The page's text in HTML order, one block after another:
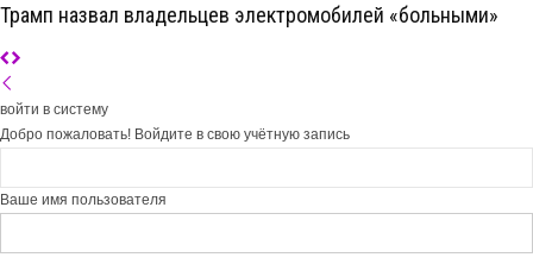
Трамп назвал владельцев электромобилей «больными»
войти в систему
Добро пожаловать! Войдите в свою учётную запись
Ваше имя пользователя